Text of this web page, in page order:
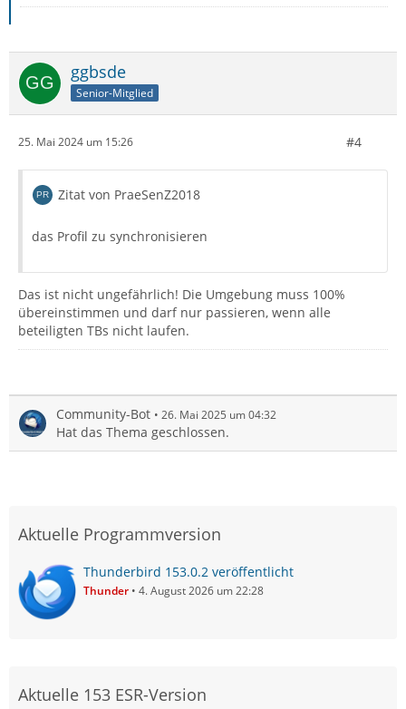
ggbsde
Senior-Mitglied
25. Mai 2024 um 15:26 #4
Zitat von PraeSenZ2018
das Profil zu synchronisieren
Das ist nicht ungefährlich! Die Umgebung muss 100%
übereinstimmen und darf nur passieren, wenn alle
beteiligten TBs nicht laufen.
Community-Bot 26. Mai 2025 um 04:32
Hat das Thema geschlossen.
Aktuelle Programmversion
Thunderbird 153.0.2 veröffentlicht
Thunder 4. August 2026 um 22:28
Aktuelle 153 ESR-Version